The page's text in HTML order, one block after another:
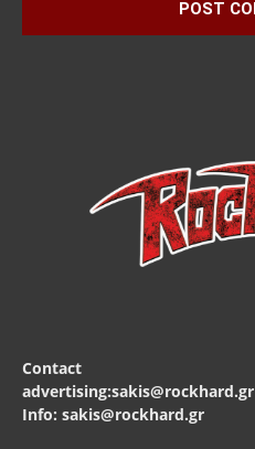
Contact
advertising:sakis@rockhard.gr
Info: sakis@rockhard.gr